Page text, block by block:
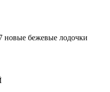
бежевые лодочки